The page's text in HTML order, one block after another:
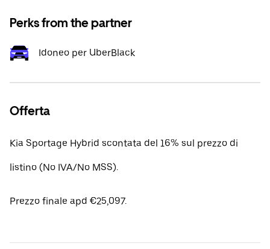
Perks from the partner
Idoneo per UberBlack
Offerta
Kia Sportage Hybrid scontata del 16% sul prezzo di
listino (No IVA/No MSS).
Prezzo finale apd €25,097.